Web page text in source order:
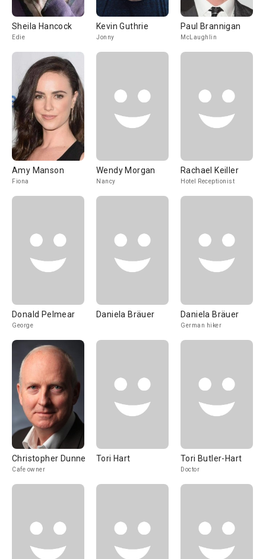
Sheila Hancock
Edie
Kevin Guthrie
Jonny
Paul Brannigan
McLaughlin
Amy Manson
Fiona
Wendy Morgan
Nancy
Rachael Keiller
Hotel Receptionist
Donald Pelmear
George
Daniela Bräuer Daniela Bräuer
German hiker
Christopher Dunne
Cafe owner
Tori Hart Tori Butler-Hart
Doctor